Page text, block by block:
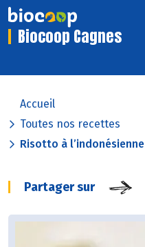
Biocoop Cagnes
Accueil
Toutes nos recettes
Risotto à l’indonésienne
Partager sur